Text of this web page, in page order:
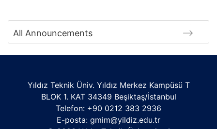
All Announcements
Yıldız Teknik Üniv. Yıldız Merkez Kampüsü T
BLOK 1. KAT 34349 Beşiktaş/İstanbul
Telefon: +90 0212 383 2936
E-posta: gmim@yildiz.edu.tr